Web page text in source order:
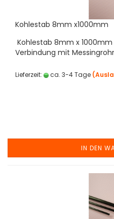
Kohlestab 8mm x1000mm
Kohlestab 8mm x
Verbindung mit
Lieferzeit: ca. 3-4 Tage
IN DEN